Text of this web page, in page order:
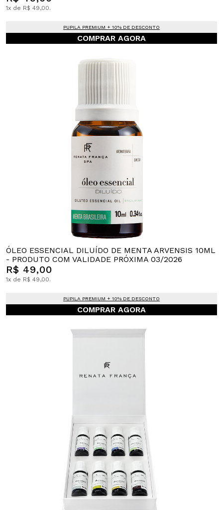
1x de R$ 49,00.
PUPILA PREMIUM + 10% DE DESCONTO
COMPRAR AGORA
ÓLEO ESSENCIAL DILUÍDO DE MENTA ARVENSIS 10ML
- PRODUTO COM VALIDADE PRÓXIMA 03/2026
R$ 49,00
1x de R$ 49,00.
PUPILA PREMIUM + 10% DE DESCONTO
COMPRAR AGORA